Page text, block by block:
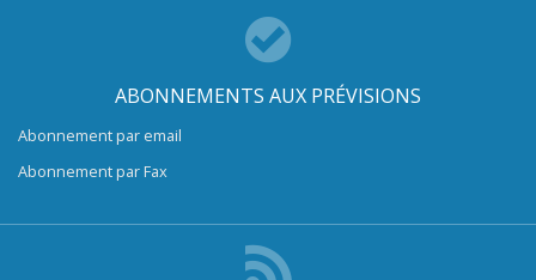
ABONNEMENTS AUX PRÉVISIONS
Abonnement par email
Abonnement par Fax